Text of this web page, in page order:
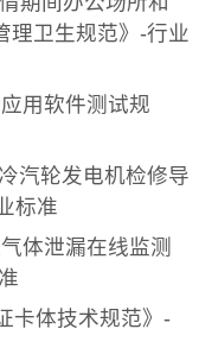
理卫生规范》-行业
用软件测试规
汽轮发电机检修导
标准
体泄漏在线监测
卡体技术规范》-